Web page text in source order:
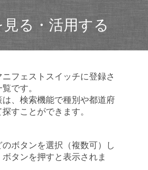
る・活用する
ニフェストスイッチに登録さ
です。
は、検索機能で種別や都道府
すことができます。
ボタンを選択（複数可）し
タンを押すと表示されま